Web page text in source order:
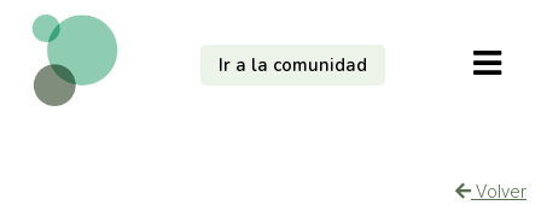
Ir a la comunidad
Volver